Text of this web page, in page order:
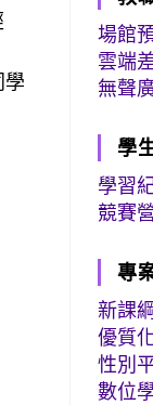
場館
雲端
無聲
學
學習
競賽
專
新課
優質
性別
數位